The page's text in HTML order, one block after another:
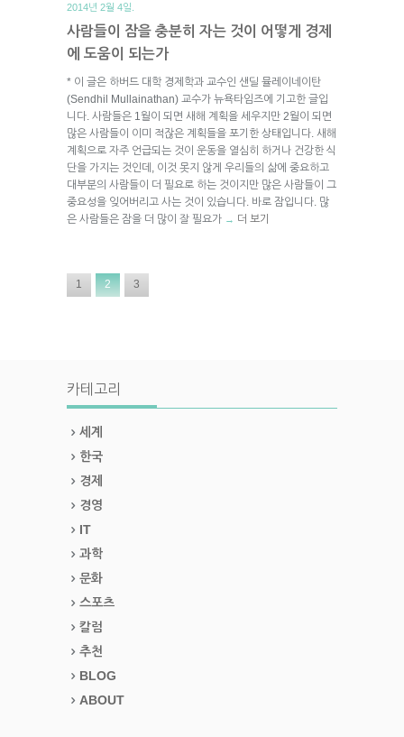
2014년 2월 4일.
사람들이 잠을 충분히 자는 것이 어떻게 경제
에 도움이 되는가
* 이 글은 하버드 대학 경제학과 교수인 샌딜 뮬레이네이탄
(Sendhil Mullainathan) 교수가 뉴욕타임즈에 기고한 글입
니다. 사람들은 1월이 되면 새해 계획을 세우지만 2월이 되면
많은 사람들이 이미 적잖은 계획들을 포기한 상태입니다. 새해
계획으로 자주 언급되는 것이 운동을 열심히 하거나 건강한 식
단을 가지는 것인데, 이것 못지 않게 우리들의 삶에 중요하고
대부분의 사람들이 더 필요로 하는 것이지만 많은 사람들이 그
중요성을 잊어버리고 사는 것이 있습니다. 바로 잠입니다. 많
은 사람들은 잠을 더 많이 잘 필요가 → 더 보기
1 2 3
카테고리
세계
한국
경제
경영
IT
과학
문화
스포츠
칼럼
추천
BLOG
ABOUT